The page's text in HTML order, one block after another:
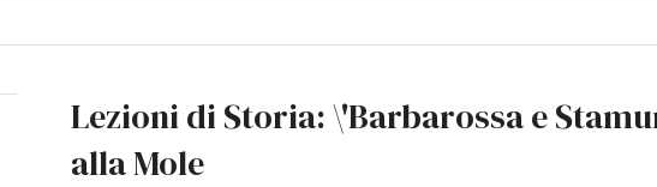
Lezioni di Storia: \'Barbarossa e
alla Mole